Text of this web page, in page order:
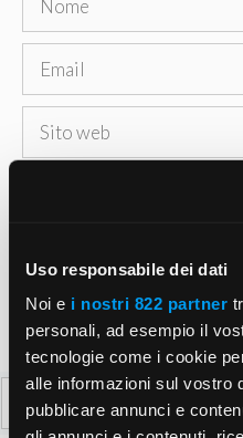
Uso responsabile dei dati
Noi e i nostri 822 partner
personali, ad esempio il
tecnologie come i cookie
alle informazioni sul vostro
pubblicare annunci e
Email
Sito
Salva il mio nome,
Ricerca
per: